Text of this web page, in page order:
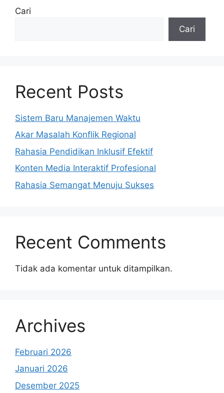
Cari
Cari
Recent Posts
Sistem Baru Manajemen Waktu
Akar Masalah Konflik Regional
Rahasia Pendidikan Inklusif Efektif
Konten Media Interaktif Profesional
Rahasia Semangat Menuju Sukses
Recent Comments
Tidak ada komentar untuk ditampilkan.
Archives
Februari 2026
Januari 2026
Desember 2025